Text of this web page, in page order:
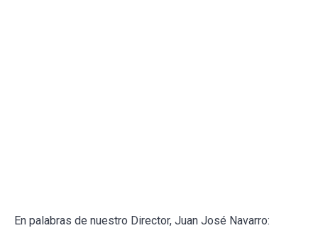
En palabras de nuestro Director, Juan José Navarro: